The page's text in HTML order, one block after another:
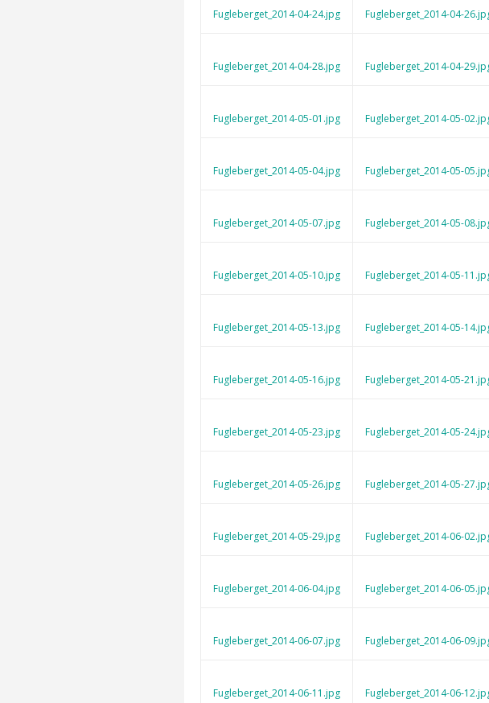
Fugleberget_2014-04-24.jpg Fugleberget_2014-04-
Fugleberget_2014-04-28.jpg Fugleberget_2014-04-
Fugleberget_2014-05-01.jpg Fugleberget_2014-05-
Fugleberget_2014-05-04.jpg Fugleberget_2014-05-
Fugleberget_2014-05-07.jpg Fugleberget_2014-05-
Fugleberget_2014-05-10.jpg Fugleberget_2014-05-
Fugleberget_2014-05-13.jpg Fugleberget_2014-05-
Fugleberget_2014-05-16.jpg Fugleberget_2014-05-
Fugleberget_2014-05-23.jpg Fugleberget_2014-05-
Fugleberget_2014-05-26.jpg Fugleberget_2014-05-
Fugleberget_2014-05-29.jpg Fugleberget_2014-06-
Fugleberget_2014-06-04.jpg Fugleberget_2014-06-
Fugleberget_2014-06-07.jpg Fugleberget_2014-06-
Fugleberget_2014-06-11.jpg Fugleberget_2014-06-